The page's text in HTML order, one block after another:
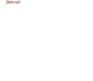
Detroit